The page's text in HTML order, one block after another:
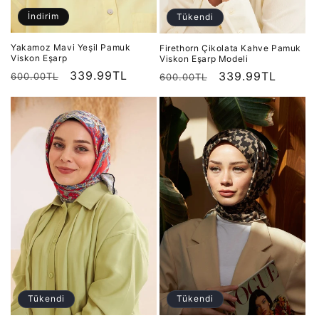
İndirim
Yakamoz Mavi Yeşil Pamuk
Viskon Eşarp
Normal
600.00TL
İndirimli
339.99TL
Tükendi
Firethorn Çikolata Kahve Pamuk
Viskon Eşarp Modeli
Normal
600.00TL
İndirimli
339.99TL
Tükendi Tükendi